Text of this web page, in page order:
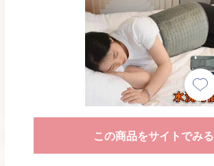
この商品をサイトでみる